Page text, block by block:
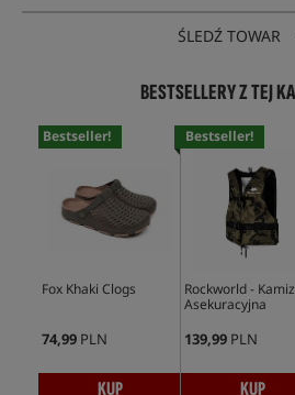
ŚLEDŹ TOWAR
BESTSELLERY Z TEJ
Bestseller!
Fox Khaki Clogs
74,99 PLN
KUP
Bestseller!
Rockworld -
Asekuracyjna
139,99 PLN
KUP